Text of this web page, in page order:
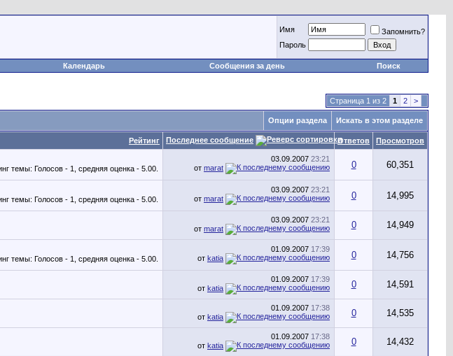
Имя
Запомнить?
Пароль
Календарь Сообщения за день Поиск
Страница 1 из 2 1 2 >
Опции раздела Искать в этом разделе
Рейтинг Последнее сообщение Ответов Просмотров
03.09.2007 23:21
от marat 0 60,351
03.09.2007 23:21
от marat 0 14,995
03.09.2007 23:21
от marat 0 14,949
01.09.2007 17:39
от katia 0 14,756
01.09.2007 17:39
от katia 0 14,591
01.09.2007 17:38
от katia 0 14,535
01.09.2007 17:38
от katia 0 14,432